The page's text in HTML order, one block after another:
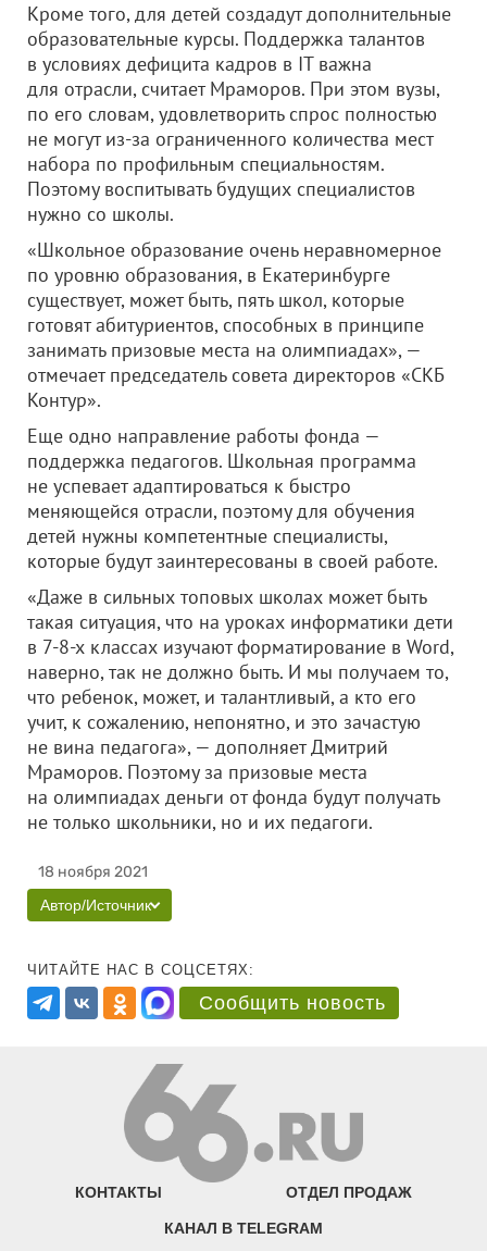
Кроме того, для детей создадут дополнительные
образовательные курсы. Поддержка талантов
в условиях дефицита кадров в IT важна
для отрасли, считает Мраморов. При этом вузы,
по его словам, удовлетворить спрос полностью
не могут из-за ограниченного количества мест
набора по профильным специальностям.
Поэтому воспитывать будущих специалистов
нужно со школы.
«Школьное образование очень неравномерное
по уровню образования, в Екатеринбурге
существует, может быть, пять школ, которые
готовят абитуриентов, способных в принципе
занимать призовые места на олимпиадах», —
отмечает председатель совета директоров «СКБ
Контур».
Еще одно направление работы фонда —
поддержка педагогов. Школьная программа
не успевает адаптироваться к быстро
меняющейся отрасли, поэтому для обучения
детей нужны компетентные специалисты,
которые будут заинтересованы в своей работе.
«Даже в сильных топовых школах может быть
такая ситуация, что на уроках информатики дети
в 7-8-х классах изучают форматирование в Word,
наверно, так не должно быть. И мы получаем то,
что ребенок, может, и талантливый, а кто его
учит, к сожалению, непонятно, и это зачастую
не вина педагога», — дополняет Дмитрий
Мраморов. Поэтому за призовые места
на олимпиадах деньги от фонда будут получать
не только школьники, но и их педагоги.
18 ноября 2021
Автор/Источник
ЧИТАЙТЕ НАС В СОЦСЕТЯХ:
Сообщить новость
КОНТАКТЫ ОТДЕЛ ПРОДАЖ
КАНАЛ В TELEGRAM